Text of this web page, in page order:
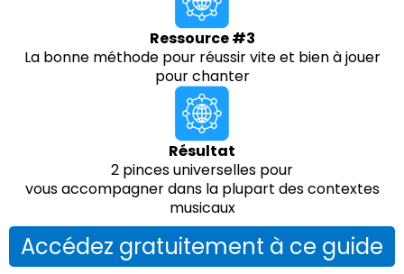
Ressource #3
La bonne méthode pour réussir vite et bien à jouer
pour chanter
Résultat
2 pinces universelles pour
vous accompagner dans la plupart des contextes
musicaux
Accédez gratuitement à ce guide